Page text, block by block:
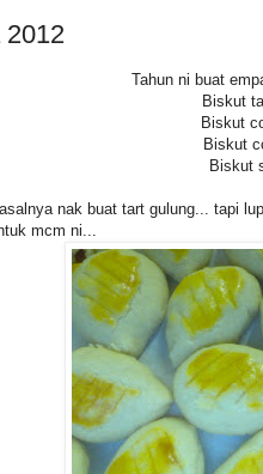
2012
Tahun ni buat
Biskut
Biskut
Biskut
Biskut
nak buat tart gulung... tapi
mcm ni...